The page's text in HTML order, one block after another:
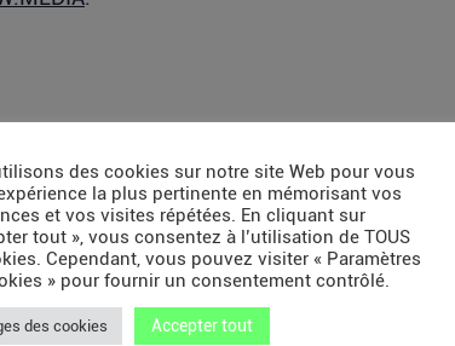
des cookies sur notre site Web pour vous
la plus pertinente en mémorisant vos
et vos visites répétées. En cliquant sur
tout », vous consentez à l’utilisation de TOUS
Cependant, vous pouvez visiter « Paramètres
» pour fournir un consentement contrôlé.
des cookies Accepter tout